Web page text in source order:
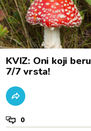
KVIZ: Oni koji
7/7 vrsta!
0